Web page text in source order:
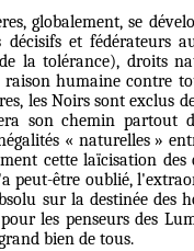
globalement, se
décisifs et fédérateurs
la tolérance), droits
humaine contre
les Noirs sont exclus
son chemin partout
« naturelles »
cette laïcisation
peut-être oublié,
sur la destinée des
les penseurs des
bien de tous.